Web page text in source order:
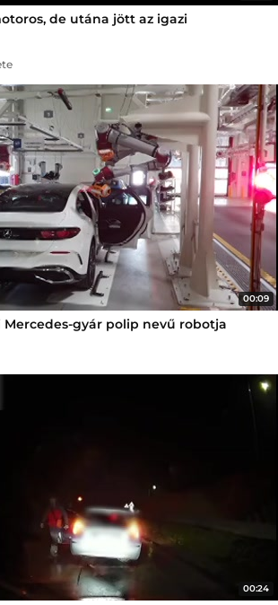
de utána jött az igazi
00:09
Mercedes-gyár polip nevű robotja
00:24